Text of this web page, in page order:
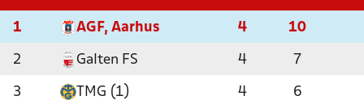
1 AGF, Aarhus 4 10
2 Galten FS 4 7
3 TMG (1) 4 6